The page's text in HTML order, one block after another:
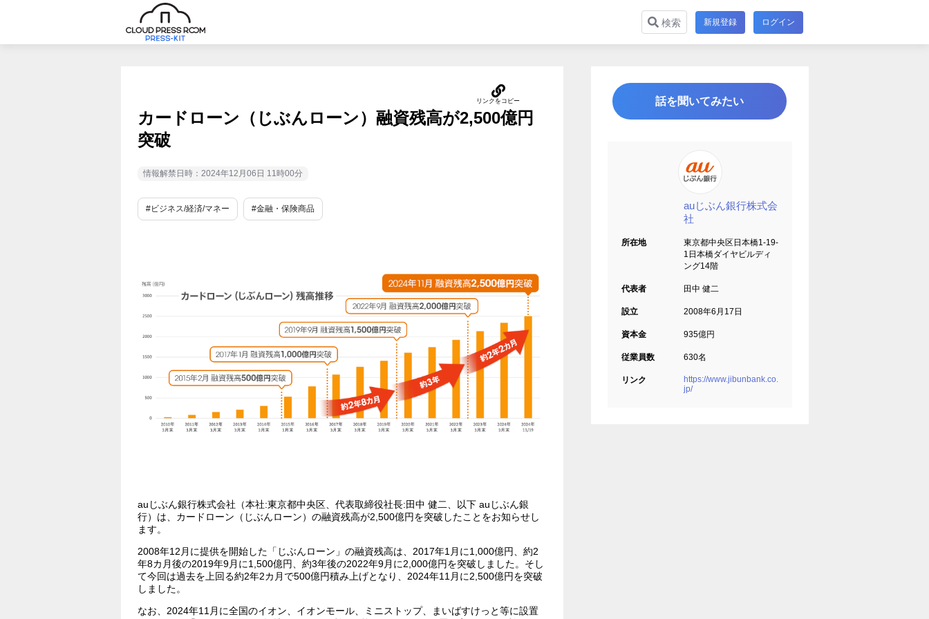
検索 新規登録 ログイン
カードローン（じぶんローン）融資残高が2,500億円
突破
情報解禁日時：2024年12月06日 11時00分
#ビジネス/経済/マネー #金融・保険商品
auじぶん銀行株式会社（本社:東京都中央区、代表取締役社長:田中 健二、以下 auじぶん銀
行）は、カードローン（じぶんローン）の融資残高が2,500億円を突破したことをお知らせし
ます。
2008年12月に提供を開始した「じぶんローン」の融資残高は、2017年1月に1,000億円、約2
年8カ月後の2019年9月に1,500億円、約3年後の2022年9月に2,000億円を突破しました。そし
て今回は過去を上回る約2年2カ月で500億円積み上げとなり、2024年11月に2,500億円を突破
しました。
なお、2024年11月に全国のイオン、イオンモール、ミニストップ、まいばすけっと等に設置
話を聞いてみたい
auじぶん銀行株式会
社
所在地
東京都中央区日本橋1-19-
1日本橋ダイヤビルディ
ング14階
代表者 田中 健二
設立 2008年6月17日
資本金 935億円
従業員数 630名
リンク
https://www.jibunbank.co.
jp/